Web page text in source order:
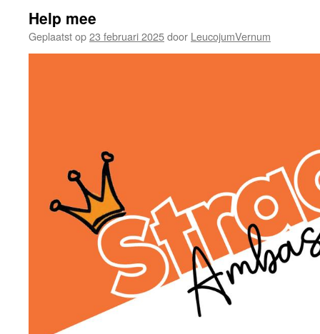
Help mee
Geplaatst op23 februari 2025door LeucojumVernum